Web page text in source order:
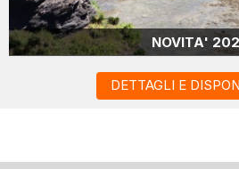
NOVITA'
DETTAGLI E